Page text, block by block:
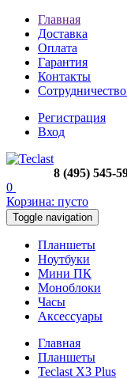
Главная
Доставка
Оплата
Гарантия
Контакты
Регистрация
Вход
8 (495) 545-
0
Корзина: пусто
Toggle navigation
Планшеты
Ноутбуки
Мини ПК
Моноблоки
Часы
Аксессуары
Главная
Планшеты
Teclast X3 Plus